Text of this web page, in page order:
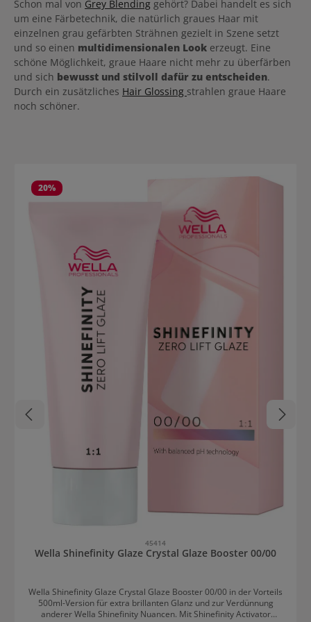
mit der Tönung gemischt werden. Das Haar sollte vor der
Anwendung handtuchtrocken bzw. bei den Pastellnuancen trocken
sein. Maximal 25 Minuten einwirken lassen. Für ein sanftes
Ergebnis werden 5 bis 10 Minuten empfohlen. Benutze Colorance
Clear, um die Farbtiefe oder den Farbcharakter zu reduzieren oder
um sanfte Blondnuancen zu schaffen.
Schon mal von Grey Blending gehört? Dabei handelt es sich
um eine Färbetechnik, die natürlich graues Haar mit
einzelnen grau gefärbten Strähnen gezielt in Szene setzt
und so einen multidimensionalen Look erzeugt. Eine
schöne Möglichkeit, graue Haare nicht mehr zu überfärben
und sich bewusst und stilvoll dafür zu entscheiden.
Durch ein zusätzliches Hair Glossing strahlen graue Haare
noch schöner.
20%
45414
Wella Shinefinity Glaze Crystal Glaze Booster 00/00
Wella Shinefinity Glaze Crystal Glaze Booster 00/00 in der Vorteils
500ml-Version für extra brillanten Glanz und zur Verdünnung
anderer Wella Shinefinity Nuancen. Mit Shinefinity Activator